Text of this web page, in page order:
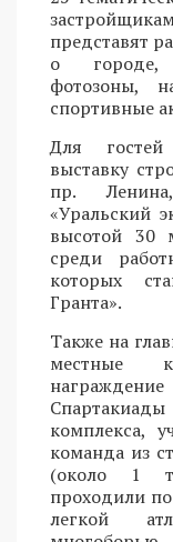
представят
о городе,
фотозоны,
спортивные
Для гостей
выставку
пр.
«Уральский
высотой 30
среди
которых
Гранта».
Также на
местные
комплекса,
команда из
(около 1
проходили
легкой